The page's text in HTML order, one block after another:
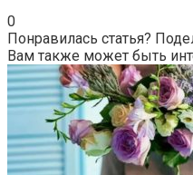
0
Понравилась статья?
Вам также может быть